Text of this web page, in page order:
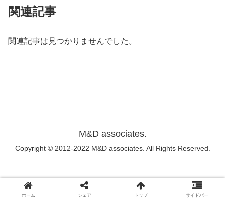
関連記事
関連記事は見つかりませんでした。
M&D associates.
Copyright © 2012-2022 M&D associates. All Rights Reserved.
ホーム シェア トップ サイドバー